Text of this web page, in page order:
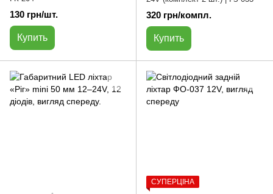
130 грн/шт.
Купить
320 грн/компл.
Купить
СУПЕРЦІНА